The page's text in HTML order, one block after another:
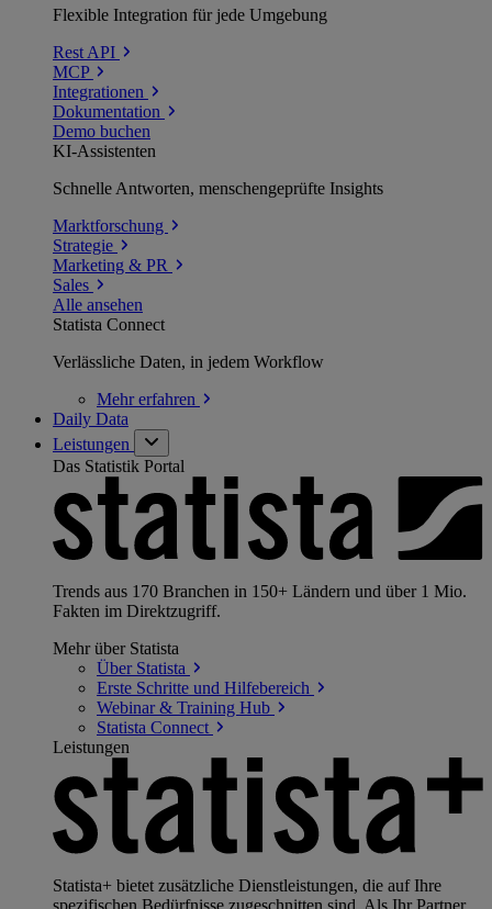
Flexible Integration für jede Umgebung
Rest API
MCP
Integrationen
Dokumentation
Demo buchen
KI-Assistenten
Schnelle Antworten, menschengeprüfte Insights
Marktforschung
Strategie
Marketing & PR
Sales
Alle ansehen
Statista Connect
Verlässliche Daten, in jedem Workflow
Mehrerfahren
Daily Data
Leistungen
Das Statistik Portal
Trends aus 170 Branchen in 150+ Ländern und über 1 Mio.
Fakten im Direktzugriff.
Mehr über Statista
Über Statista
Erste Schritte und Hilfebereich
Webinar & Training Hub
Statista Connect
Leistungen
Statista+ bietet zusätzliche Dienstleistungen, die auf Ihre
spezifischen Bedürfnisse zugeschnitten sind. Als Ihr Partner